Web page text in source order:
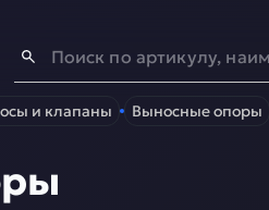
и клапаны Выносные опоры